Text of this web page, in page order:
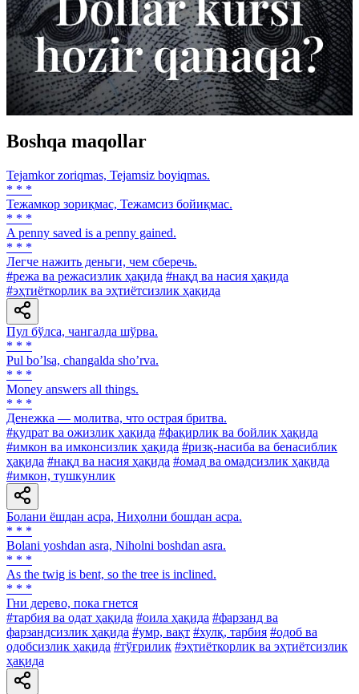
Boshqa maqollar
Tejamkor zoriqmas, Tejamsiz boyiqmas.
* * *
Тежамкор зориқмас, Тежамсиз бойиқмас.
* * *
A penny saved is a penny gained.
* * *
Легче нажить деньги, чем сберечь.
#режа ва режасизлик ҳақида #нақд ва насия ҳақида
#эҳтиёткорлик ва эҳтиётсизлик ҳақида
Пул бўлса, чангалда шўрва.
* * *
Pul boʼlsa, changalda shoʼrva.
* * *
Money answers all things.
* * *
Денежка — молитва, что острая бритва.
#қудрат ва ожизлик ҳақида #фақирлик ва бойлик ҳақида
#имкон ва имконсизлик ҳақида #ризқ-насиба ва бенасиблик
ҳақида #нақд ва насия ҳақида #омад ва омадсизлик ҳақида
#имкон, тушкунлик
Болани ёшдан асра, Ниҳолни бошдан асра.
* * *
Bolani yoshdan asra, Niholni boshdan asra.
* * *
As the twig is bent, so the tree is inclined.
* * *
Гни дерево, пока гнется
#тарбия ва одат ҳақида #оила ҳақида #фарзанд ва
фарзандсизлик ҳақида #умр, вақт #хулқ, тарбия #одоб ва
одобсизлик ҳақида #тўғрилик #эҳтиёткорлик ва эҳтиётсизлик
ҳақида